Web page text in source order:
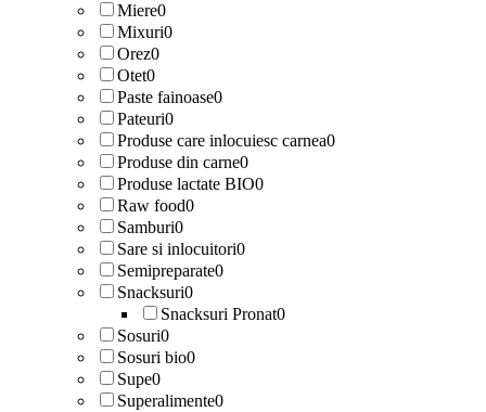
Miere0
Mixuri0
Orez0
Otet0
Paste fainoase0
Pateuri0
Produse care inlocuiesc carnea0
Produse din carne0
Produse lactate BIO0
Raw food0
Samburi0
Sare si inlocuitori0
Semipreparate0
Snacksuri0
Snacksuri Pronat0
Sosuri0
Sosuri bio0
Supe0
Superalimente0